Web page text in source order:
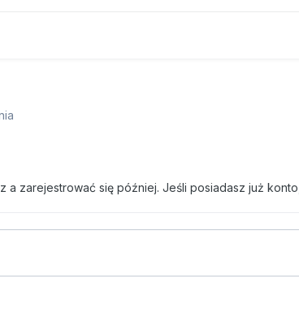
a zarejestrować się później. Jeśli posiadasz już konto,